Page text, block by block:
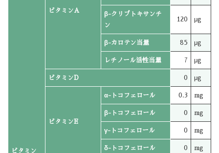
ビタミン
ビタミンA
β-クリプトキサンチ
ン
120 μg
β-カロテン当量 85 μg
レチノール活性当量 7 μg
ビタミンD 0 μg
ビタミンE
α-トコフェロール 0.3 mg
β-トコフェロール 0 mg
γ-トコフェロール 0 mg
δ-トコフェロール 0 mg